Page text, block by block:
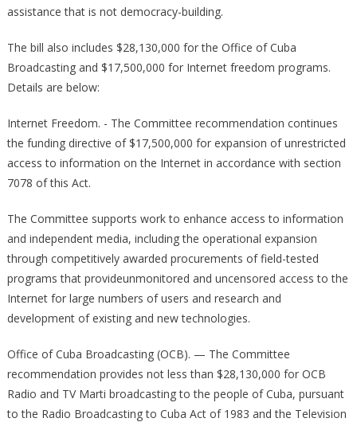
assistance that is not democracy-­building.
The bill also includes $28,130,000 for the Office of Cuba
Broadcasting and $17,500,000 for Internet freedom programs.
Details are below:
Internet Freedom. -­ The Committee recommendation continues
the funding directive of $17,500,000 for expansion of unrestricted
access to information on the Internet in accordance with section
7078 of this Act.
The Committee supports work to enhance access to information
and independent media, including the operational expansion
through competitively awarded procurements of field-­tested
programs that provideunmonitored and uncensored access to the
Internet for large numbers of users and research and
development of existing and new technologies.
Office of Cuba Broadcasting (OCB). — The Committee
recommendation provides not less than $28,130,000 for OCB
Radio and TV Marti broadcasting to the people of Cuba, pursuant
to the Radio Broadcasting to Cuba Act of 1983 and the Television